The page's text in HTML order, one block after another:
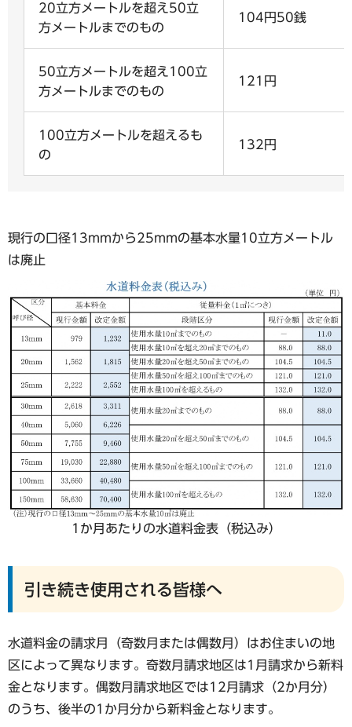
20立方メートルを超え50立
方メートルまでのもの
104円50銭
50立方メートルを超え100立
方メートルまでのもの
121円
100立方メートルを超えるも
の
132円
現行の口径13mmから25mmの基本水量10立方メートル
は廃止
1か月あたりの水道料金表（税込み）
引き続き使用される皆様へ
水道料金の請求月（奇数月または偶数月）はお住まいの地
区によって異なります。奇数月請求地区は1月請求から新料
金となります。偶数月請求地区では12月請求（2か月分）
のうち、後半の1か月分から新料金となります。